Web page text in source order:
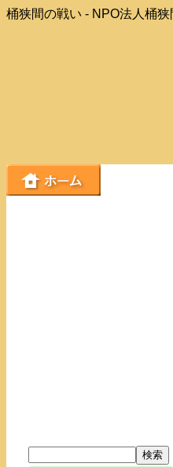
桶狭間の戦い - NPO法人桶